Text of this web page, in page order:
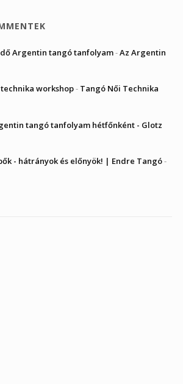
Argentin tangó tanfolyam-Az Argentin
workshop- Tangó Női Technika
tangó tanfolyam hétfőnként - Glotz
- hátrányok és előnyök! | Endre Tangó-